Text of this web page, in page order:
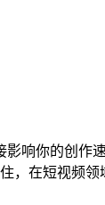
响你的创
，在短视频